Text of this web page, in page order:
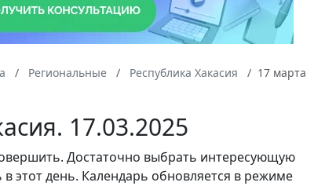
Региональные Республика Хакасия
17 марта
17.03.2025
Достаточно выбрать интересующую
этот день. Календарь обновляется в режиме